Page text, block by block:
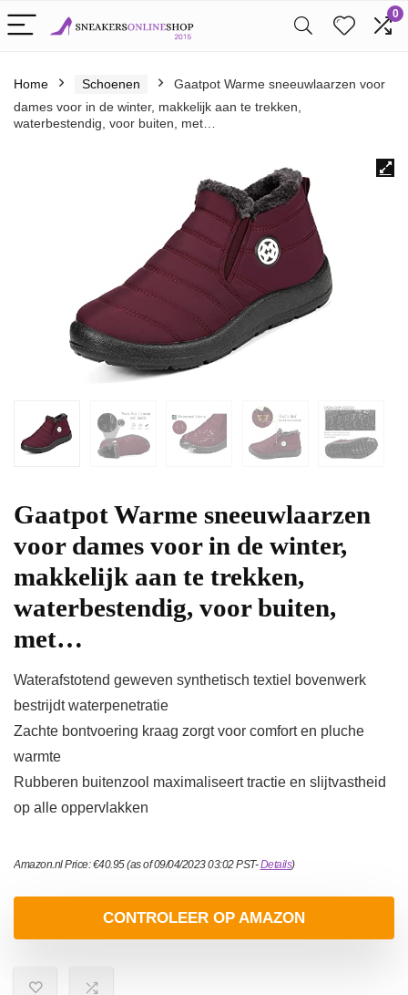
0
Home Schoenen
Gaatpot Warme sneeuwlaarzen voor
dames voor in de winter, makkelijk aan te trekken,
waterbestendig, voor buiten, met…
Gaatpot Warme sneeuwlaarzen
voor dames voor in de winter,
makkelijk aan te trekken,
waterbestendig, voor buiten,
met…
Waterafstotend geweven synthetisch textiel bovenwerk
bestrijdt waterpenetratie
Zachte bontvoering kraag zorgt voor comfort en pluche
warmte
Rubberen buitenzool maximaliseert tractie en slijtvastheid
op alle oppervlakken
Amazon.nl Price:€40.95(as of 09/04/2023 03:02 PST-Details)
CONTROLEER OP AMAZON